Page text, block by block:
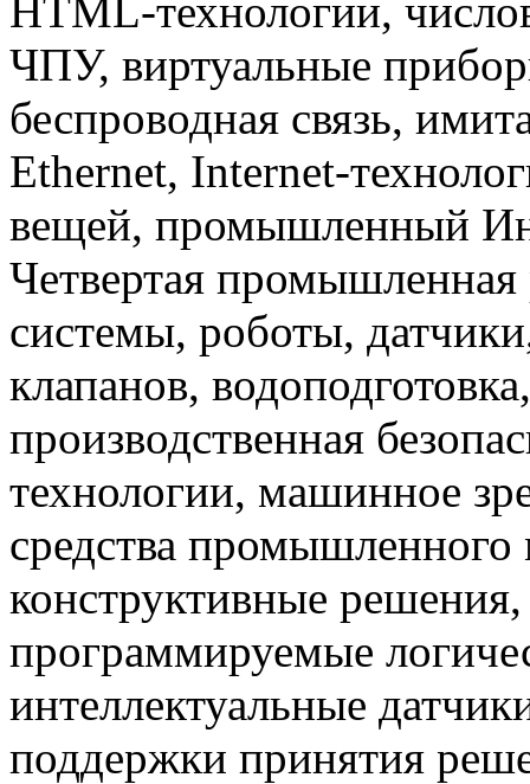
HTML-технологии,
ЧПУ, виртуальные
беспроводная связь,
Ethernet, Internet-
вещей, промышленный
Четвертая
системы, роботы,
клапанов,
производственная
технологии, машинное
средства
конструктивные
программируемые
интеллектуальные
поддержки принятия